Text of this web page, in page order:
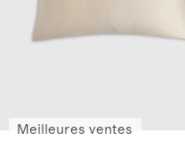
Meilleures ventes